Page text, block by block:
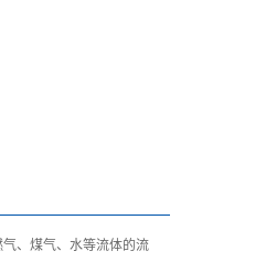
、煤气、水等流体的流